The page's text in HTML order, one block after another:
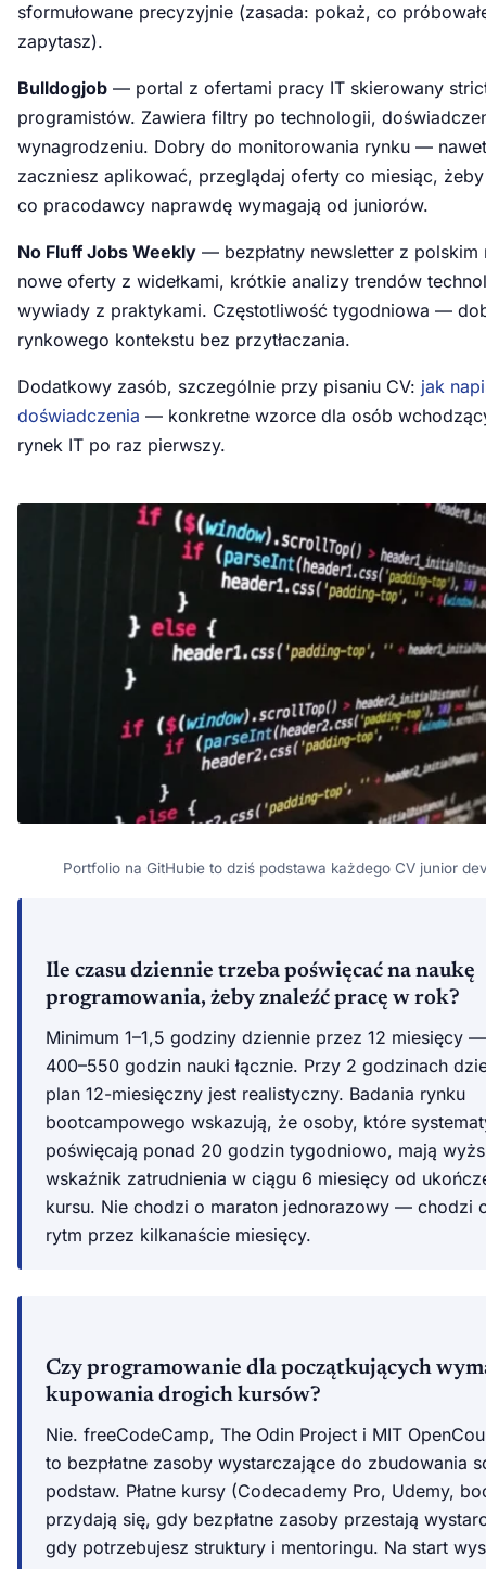
sformułowane precyzyjnie (zasada: pokaż, co
zapytasz).
Bulldogjob — portal z ofertami pracy IT skierowany
programistów. Zawiera filtry po technologii,
wynagrodzeniu. Dobry do monitorowania rynku —
zaczniesz aplikować, przeglądaj oferty co miesiąc,
co pracodawcy naprawdę wymagają od juniorów.
No Fluff Jobs Weekly — bezpłatny newsletter z polskim
nowe oferty z widełkami, krótkie analizy trendów
wywiady z praktykami. Częstotliwość tygodniowa —
rynkowego kontekstu bez przytłaczania.
Dodatkowy zasób, szczególnie przy pisaniu CV: jak
doświadczenia — konkretne wzorce dla osób
rynek IT po raz pierwszy.
Portfolio na GitHubie to dziś podstawa każdego CV junior
Ile czasu dziennie trzeba poświęcać na naukę
programowania, żeby znaleźć pracę w rok?
Minimum 1–1,5 godziny dziennie przez 12 miesięcy
400–550 godzin nauki łącznie. Przy 2 godzinach
plan 12-miesięczny jest realistyczny. Badania rynku
bootcampowego wskazują, że osoby, które
poświęcają ponad 20 godzin tygodniowo, mają
wskaźnik zatrudnienia w ciągu 6 miesięcy od
kursu. Nie chodzi o maraton jednorazowy — chodzi
rytm przez kilkanaście miesięcy.
Czy programowanie dla początkujących
kupowania drogich kursów?
Nie. freeCodeCamp, The Odin Project i MIT
to bezpłatne zasoby wystarczające do zbudowania
podstaw. Płatne kursy (Codecademy Pro, Udemy,
przydają się, gdy bezpłatne zasoby przestają
gdy potrzebujesz struktury i mentoringu. Na start